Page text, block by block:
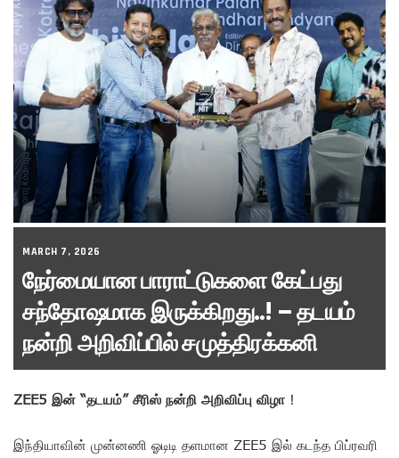
MARCH 7, 2026
நேர்மையான பாராட்டுகளை கேட்பது
சந்தோஷமாக இருக்கிறது..! – தடயம்
நன்றி அறிவிப்பில் சமுத்திரக்கனி
ZEE5 இன் “தடயம்” சீரிஸ் நன்றி அறிவிப்பு விழா !
இந்தியாவின் முன்னணி ஓடிடி தளமான ZEE5 இல் கடந்த பிப்ரவரி